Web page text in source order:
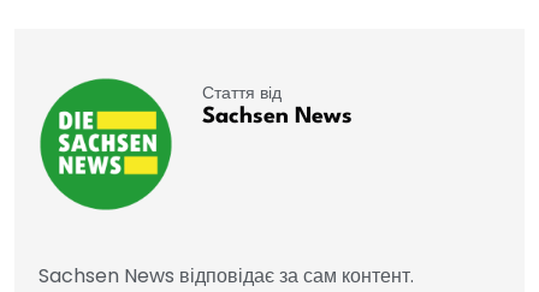
Стаття від
Sachsen News
Sachsen News відповідає за сам контент.